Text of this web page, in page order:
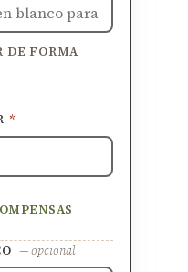
DE FORMA
*
— opcional